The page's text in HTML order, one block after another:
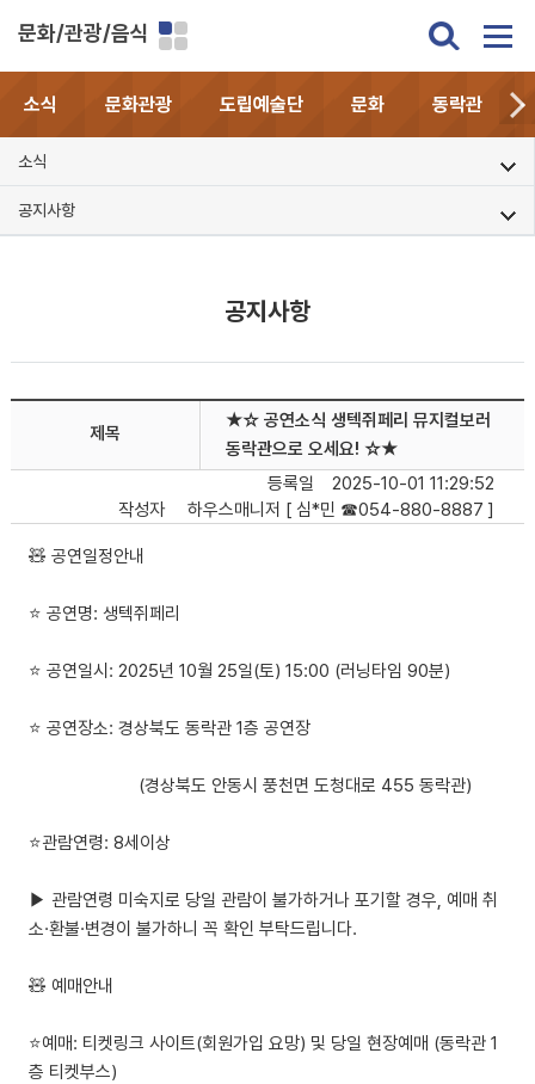
문화/관광/음식
소식 문화관광 도립예술단 문화 동락관
소식
공지사항
공지사항
제목
★☆ 공연소식 생텍쥐페리 뮤지컬보러
동락관으로 오세요! ☆★
등록일
2025-10-01 11:29:52
작성자
하우스매니저 [ 심*민 ☎054-880-8887 ]
🧸 공연일정안내
⭐ 공연명: 생텍쥐페리
⭐ 공연일시: 2025년 10월 25일(토) 15:00 (러닝타임 90분)
⭐ 공연장소: 경상북도 동락관 1층 공연장
(경상북도 안동시 풍천면 도청대로 455 동락관)
⭐관람연령: 8세이상
▶ 관람연령 미숙지로 당일 관람이 불가하거나 포기할 경우, 예매 취
소·환불·변경이 불가하니 꼭 확인 부탁드립니다.
🧸 예매안내
​⭐예매: 티켓링크 사이트(회원가입 요망) 및 당일 현장예매 (동락관 1
층 티켓부스)